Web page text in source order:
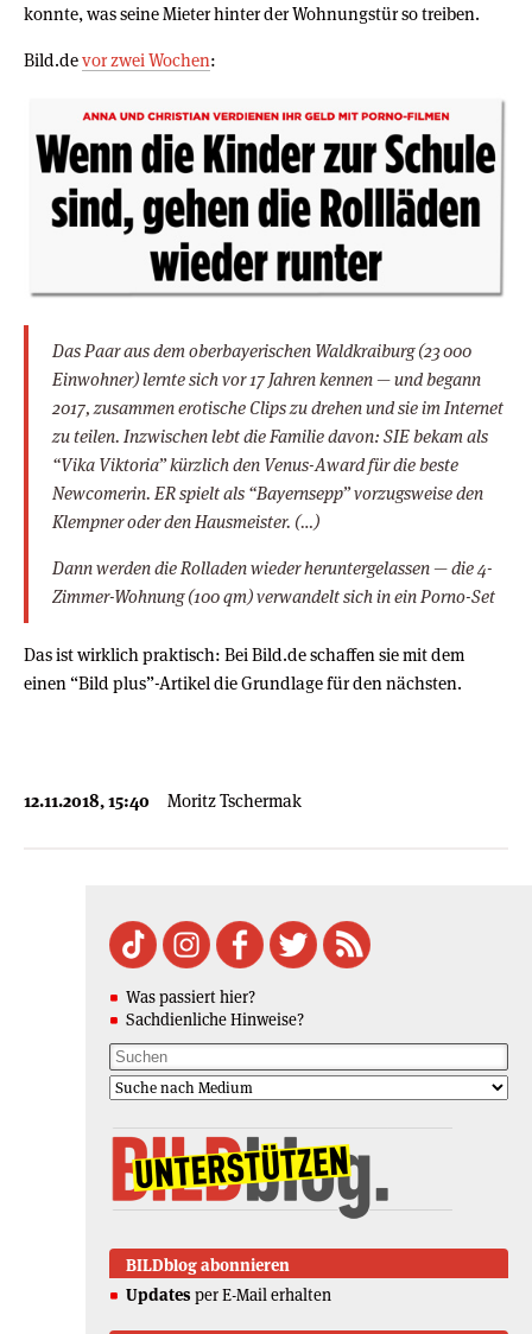
konnte, was seine Mieter hinter der Wohnungstür so treiben.
Bild.devor zwei Wochen:
Das Paar aus dem oberbayerischen Waldkraiburg (23 000
Einwohner) lernte sich vor 17 Jahren kennen — und begann
2017, zusammen erotische Clips zu drehen und sie im Internet
zu teilen. Inzwischen lebt die Familie davon: SIE bekam als
“Vika Viktoria” kürzlich den Venus-Award für die beste
Newcomerin. ER spielt als “Bayernsepp” vorzugsweise den
Klempner oder den Hausmeister. (…)
Dann werden die Rolladen wieder heruntergelassen — die 4-
Zimmer-Wohnung (100 qm) verwandelt sich in ein Porno-Set
Das ist wirklich praktisch: Bei Bild.de schaffen sie mit dem
einen “Bild plus”-Artikel die Grundlage für den nächsten.
12.11.2018, 15:40 Moritz Tschermak
Was passiert hier?
Sachdienliche Hinweise?
BILDblog abonnieren
Updates per E-Mail erhalten